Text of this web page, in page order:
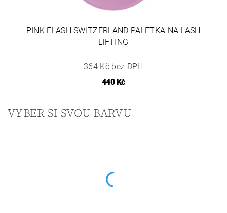
PINK FLASH SWITZERLAND PALETKA NA LASH
LIFTING
364 Kč bez DPH
440 Kč
VYBER SI SVOU BARVU